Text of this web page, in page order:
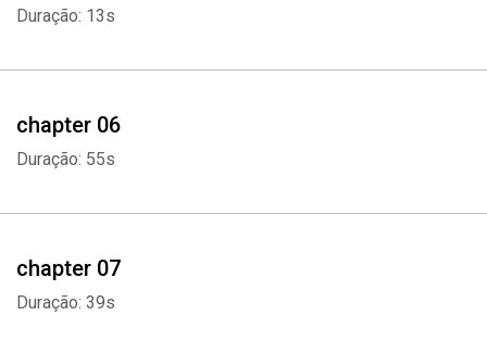
Duração: 13s
chapter 06
Duração: 55s
chapter 07
Duração: 39s